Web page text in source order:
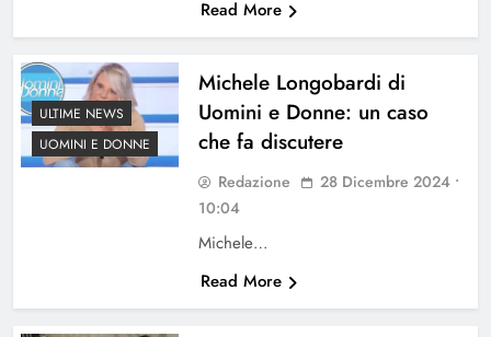
Read More
ULTIME NEWS
UOMINI E DONNE
Michele Longobardi di
Uomini e Donne: un caso
che fa discutere
Redazione
28 Dicembre 2024 •
10:04
Michele…
Read More